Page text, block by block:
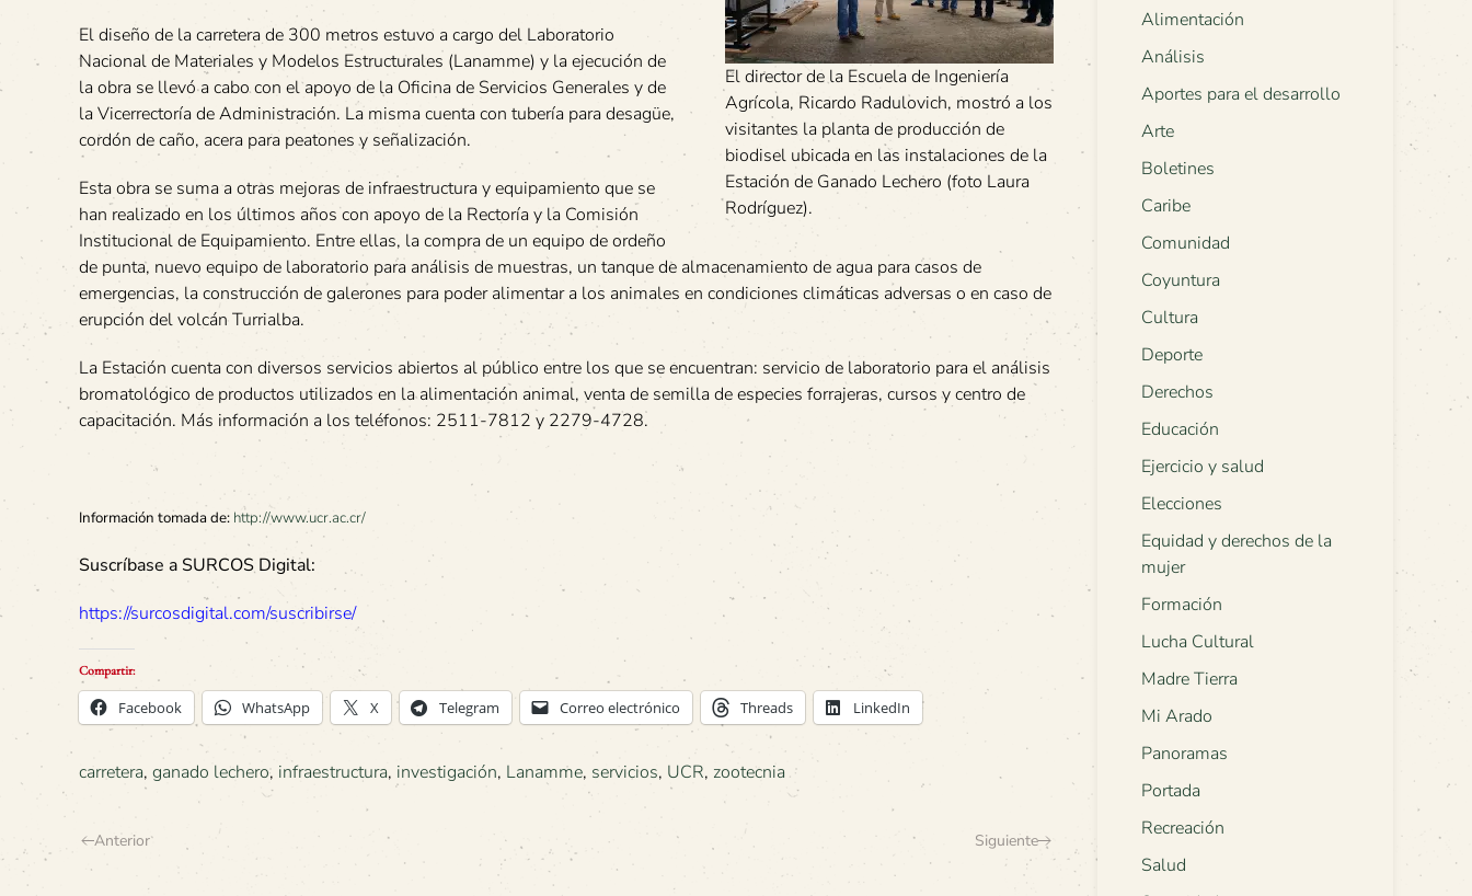
El director de la Escuela de Ingeniería
Agrícola, Ricardo Radulovich, mostró a los
visitantes la planta de producción de
biodisel ubicada en las instalaciones de la
Estación de Ganado Lechero (foto Laura
Rodríguez).
El diseño de la carretera de 300 metros estuvo a cargo del Laboratorio
Nacional de Materiales y Modelos Estructurales (Lanamme) y la ejecución de
la obra se llevó a cabo con el apoyo de la Oficina de Servicios Generales y de
la Vicerrectoría de Administración. La misma cuenta con tubería para desagüe,
cordón de caño, acera para peatones y señalización.
Esta obra se suma a otras mejoras de infraestructura y equipamiento que se
han realizado en los últimos años con apoyo de la Rectoría y la Comisión
Institucional de Equipamiento. Entre ellas, la compra de un equipo de ordeño
de punta, nuevo equipo de laboratorio para análisis de muestras, un tanque de almacenamiento de agua para casos de
emergencias, la construcción de galerones para poder alimentar a los animales en condiciones climáticas adversas o en caso de
erupción del volcán Turrialba.
La Estación cuenta con diversos servicios abiertos al público entre los que se encuentran: servicio de laboratorio para el análisis
bromatológico de productos utilizados en la alimentación animal, venta de semilla de especies forrajeras, cursos y centro de
capacitación. Más información a los teléfonos: 2511-7812 y 2279-4728.
Información tomada de: http://www.ucr.ac.cr/
Suscríbase a SURCOS Digital:
https://surcosdigital.com/suscribirse/
Compartir:
Facebook WhatsApp X Telegram Correo electrónico Threads LinkedIn
carretera, ganado lechero, infraestructura, investigación, Lanamme, servicios, UCR, zootecnia
Anterior Siguiente
Alimentación
Análisis
Aportes para el desarrollo
Arte
Boletines
Caribe
Comunidad
Coyuntura
Cultura
Deporte
Derechos
Educación
Ejercicio y salud
Elecciones
Equidad y derechos de la
mujer
Formación
Lucha Cultural
Madre Tierra
Mi Arado
Panoramas
Portada
Recreación
Salud